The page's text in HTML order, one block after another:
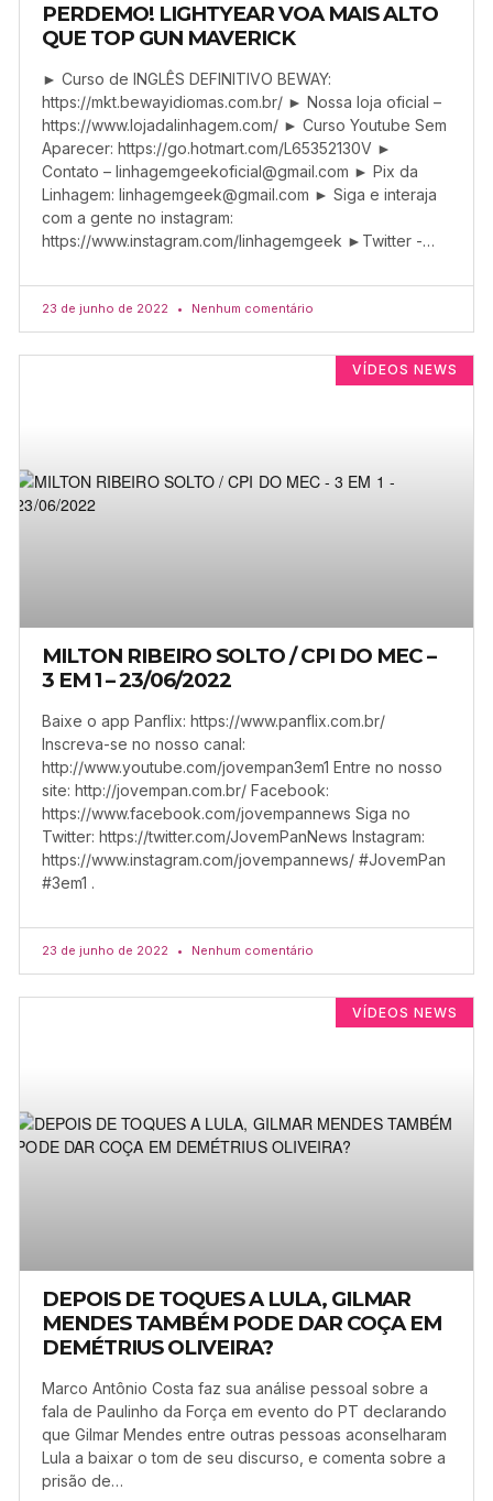
PERDEMO! LIGHTYEAR VOA MAIS ALTO
QUE TOP GUN MAVERICK
► Curso de INGLÊS DEFINITIVO BEWAY:
https://mkt.bewayidiomas.com.br/ ► Nossa loja oficial –
https://www.lojadalinhagem.com/ ► Curso Youtube Sem
Aparecer: https://go.hotmart.com/L65352130V ►
Contato – linhagemgeekoficial@gmail.com ► Pix da
Linhagem: linhagemgeek@gmail.com ► Siga e interaja
com a gente no instagram:
https://www.instagram.com/linhagemgeek ►Twitter -…
23 de junho de 2022 Nenhum comentário
VÍDEOS NEWS
MILTON RIBEIRO SOLTO / CPI DO MEC –
3 EM 1 – 23/06/2022
Baixe o app Panflix: https://www.panflix.com.br/
Inscreva-se no nosso canal:
http://www.youtube.com/jovempan3em1 Entre no nosso
site: http://jovempan.com.br/ Facebook:
https://www.facebook.com/jovempannews Siga no
Twitter: https://twitter.com/JovemPanNews Instagram:
https://www.instagram.com/jovempannews/ #JovemPan
#3em1 .
23 de junho de 2022 Nenhum comentário
VÍDEOS NEWS
DEPOIS DE TOQUES A LULA, GILMAR
MENDES TAMBÉM PODE DAR COÇA EM
DEMÉTRIUS OLIVEIRA?
Marco Antônio Costa faz sua análise pessoal sobre a
fala de Paulinho da Força em evento do PT declarando
que Gilmar Mendes entre outras pessoas aconselharam
Lula a baixar o tom de seu discurso, e comenta sobre a
prisão de…